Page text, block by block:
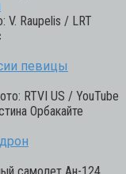
V. Raupelis / LRT
певицы
RTVI US / YouTube
Орбакайте